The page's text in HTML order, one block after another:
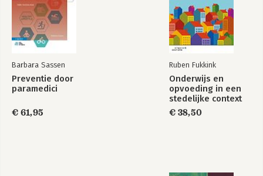
Barbara Sassen
Preventie door
paramedici
€ 61,95
Ruben Fukkink
Onderwijs en
opvoeding in een
stedelijke context
€ 38,50